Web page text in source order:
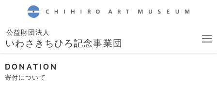
公益財団法人
いわさきちひろ記念事業団
DONATION
寄付について